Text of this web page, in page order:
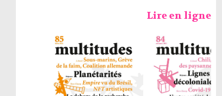
Lire en ligne